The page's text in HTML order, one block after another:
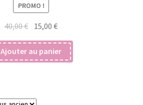
PROMO !
40,00€ Le
initial
était :
15,00€Le
actuel
est :
Ajouter au panier